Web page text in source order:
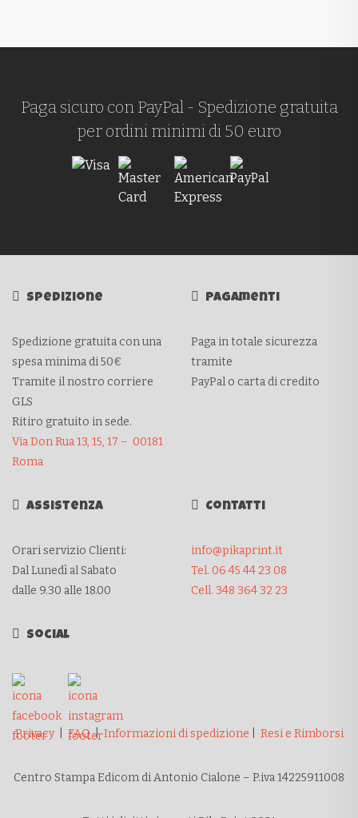
Paga sicuro con PayPal - Spedizione gratuita
per ordini minimi di 50 euro
Spedizione
Spedizione gratuita con una
spesa minima di 50€
Tramite il nostro corriere
GLS
Ritiro gratuito in sede.
Via Don Rua 13, 15, 17 – 00181
Roma
Pagamenti
Paga in totale sicurezza
tramite
PayPal o carta di credito
Assistenza
Orari servizio Clienti:
Dal Lunedì al Sabato
dalle 9.30 alle 18.00
Contatti
info@pikaprint.it
Tel. 06 45 44 23 08
Cell. 348 364 32 23
Social
Privacy| FAQ|Informazioni di spedizione Resi e Rimborsi
Centro Stampa Edicom di Antonio Cialone – P.iva 14225911008